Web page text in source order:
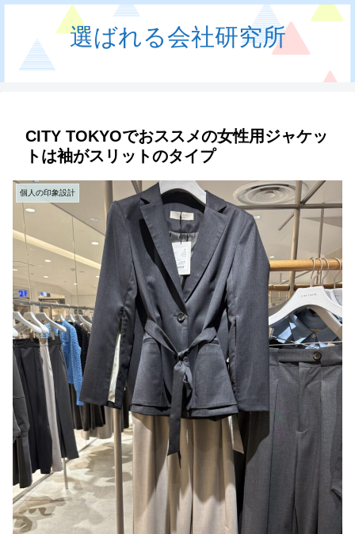
選ばれる会社研究所
CITY TOKYOでおススメの女性用ジャケッ
トは袖がスリットのタイプ
個人の印象設計